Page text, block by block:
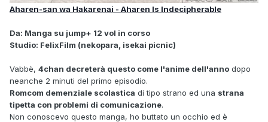
Aharen-san wa Hakarenai - Aharen Is Indecipherable
Da: Manga su jump+ 12 vol in corso
Studio: FelixFilm (nekopara, isekai picnic)
Vabbè, 4chan decreterà questo come l'anime dell'anno dopo
neanche 2 minuti del primo episodio.
Romcom demenziale scolastica di tipo strano ed una strana
tipetta con problemi di comunicazione.
Non conoscevo questo manga, ho buttato un occhio ed è